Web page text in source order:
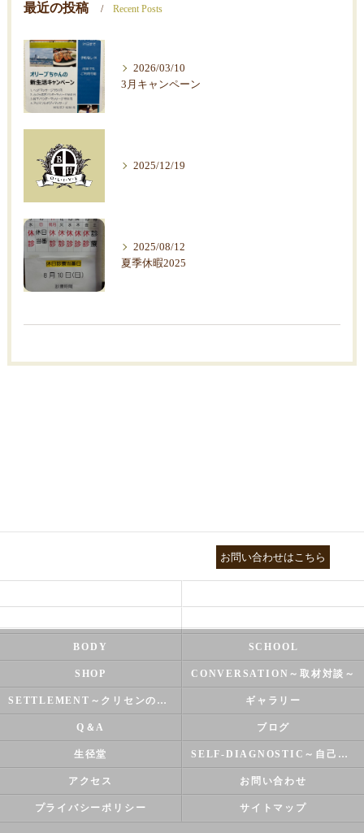
最近の投稿 Recent Posts
2026/03/10
3月キャンペーン
2025/12/19
2025/08/12
夏季休暇2025
お問い合わせはこちら
BODY SCHOOL
SHOP CONVERSATION～取材対談～
SETTLEMENT～クリセンのズバリ解決シリーズ～ ギャラリー
Q＆A ブログ
生径堂 SELF-DIAGNOSTIC～自己診断～
アクセス お問い合わせ
プライバシーポリシー サイトマップ